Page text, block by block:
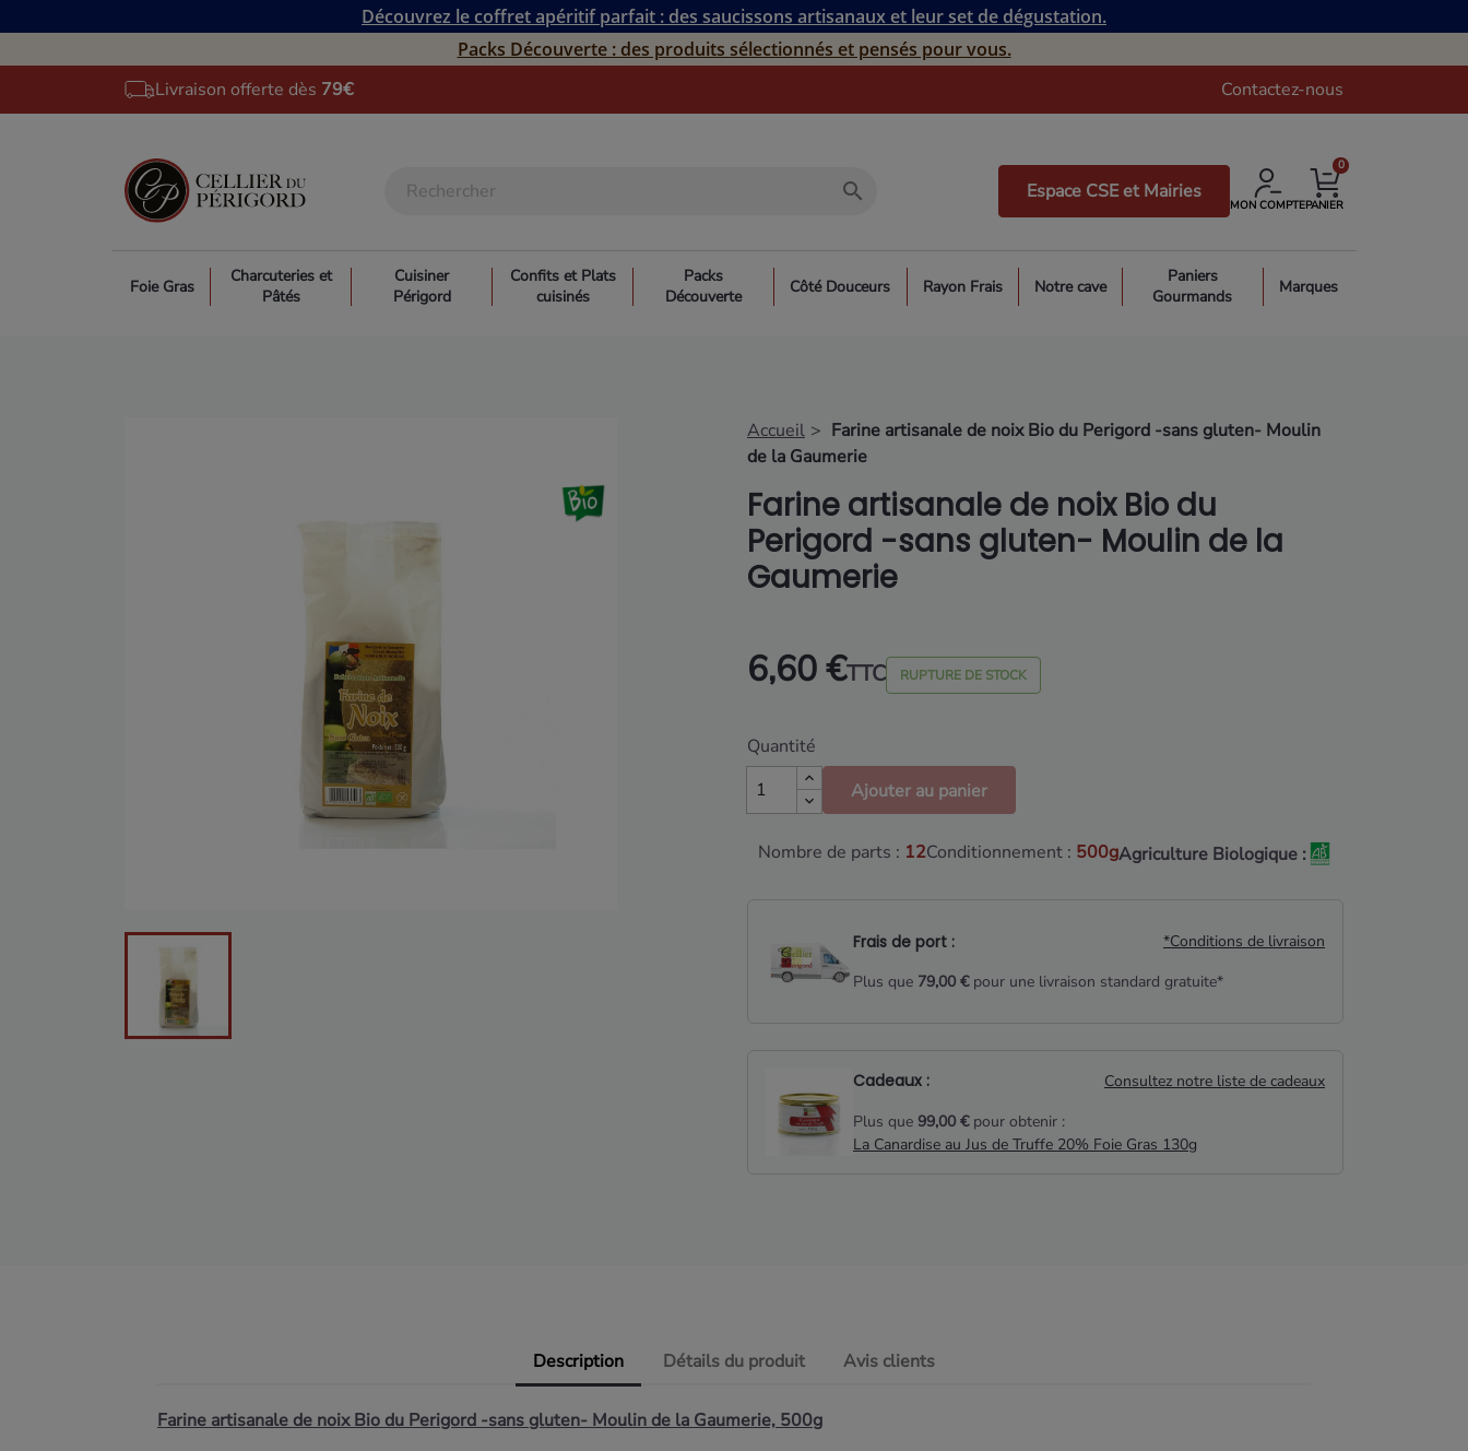
Découvrez le coffret apéritif parfait : des saucissons artisanaux et leur set de dégustation.
Packs Découverte : des produits sélectionnés et pensés pour vous.
Livraison offerte dès 79€ Contactez-nous
search Espace CSE et Mairies
MON COMPTEPANIER
0
Foie Gras
Charcuteries et
Pâtés
Cuisiner
Périgord
Confits et Plats
cuisinés
Packs
Découverte
Côté Douceurs Rayon Frais Notre cave
Paniers
Gourmands
Marques
Accueil
Farine artisanale de noix Bio du Perigord -sans gluten- Moulin
de la Gaumerie
Farine artisanale de noix Bio du
Perigord -sans gluten- Moulin de la
Gaumerie
6,60 €TTC RUPTURE DE STOCK
Quantité
Ajouter au panier
Nombre de parts : 12Conditionnement : 500gAgriculture Biologique :
Frais de port :
*Conditions de livraison
Plus que 79,00 €pour une livraison standard gratuite*
Cadeaux :
Consultez notre liste de cadeaux
Plus que 99,00 €pour obtenir :
La Canardise au Jus de Truffe 20% Foie Gras 130g
Description Détails du produit Avis clients
Farine artisanale de noix Bio du Perigord -sans gluten- Moulin de la Gaumerie, 500g